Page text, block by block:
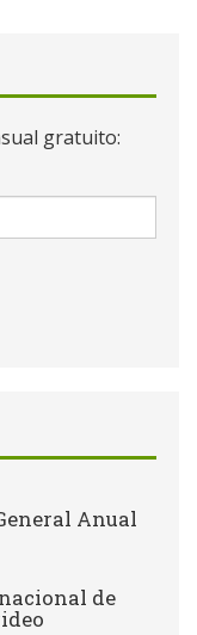
gratuito:
Anual
de